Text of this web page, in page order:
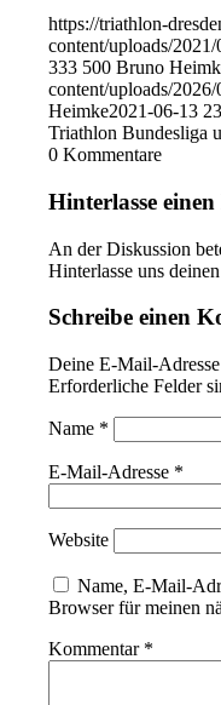
https://triathlon-
content/uploads/
333 500 Bruno
content/uploads/
Heimke2021-06-13
Triathlon Bundesliga
0 Kommentare
Hinterlasse
An der Diskussion
Hinterlasse uns
Schreibe einen
Deine E-Mail-
Erforderliche Felder
Name *
E-Mail-Adresse *
Website
Name, E-Mail-
Browser für meinen
Kommentar *